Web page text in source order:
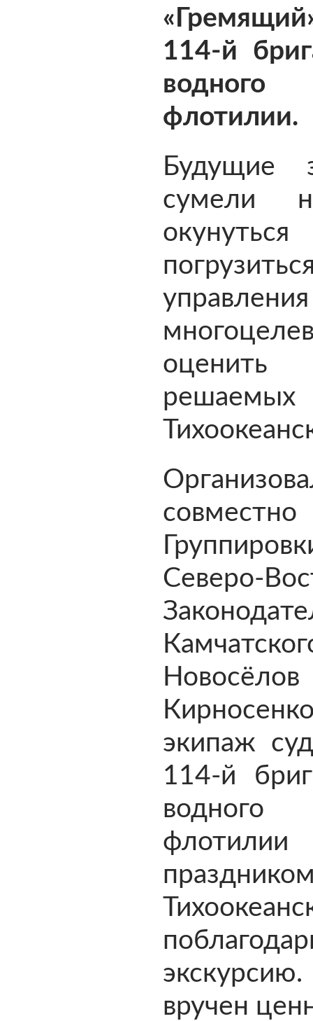
114-й
водного
флотилии.
Будущие
сумели
Северо-
экипаж
114-й
водного
флотилии
вручен